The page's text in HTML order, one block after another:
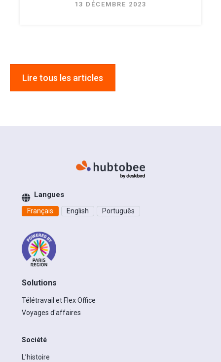
13 DÉCEMBRE 2023
Lire tous les articles
Langues
Français English Português
Solutions
Télétravail et Flex Office
Voyages d'affaires
Société
L’histoire